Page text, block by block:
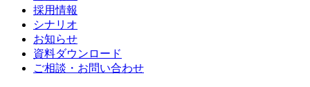
採用情報
シナリオ
お知らせ
資料ダウンロード
ご相談・お問い合わせ